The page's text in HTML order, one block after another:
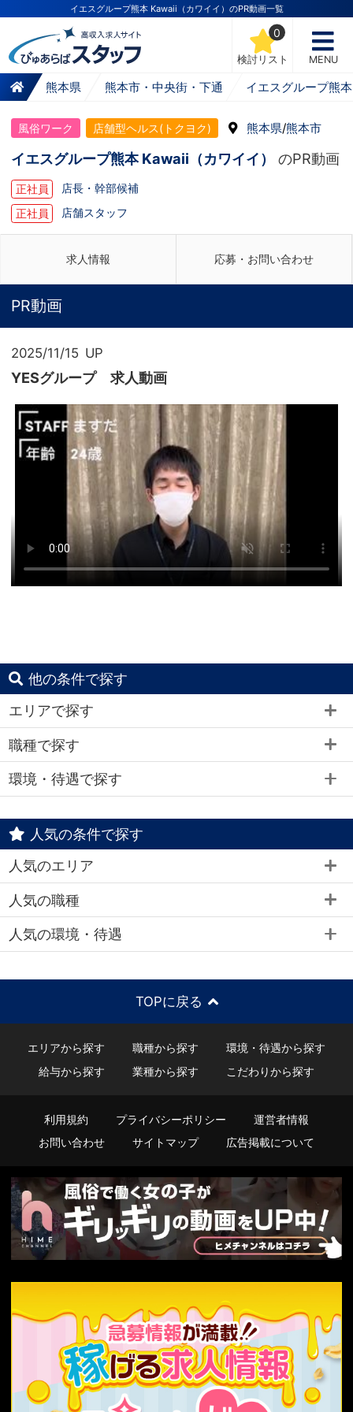
イエスグループ熊本 Kawaii（カワイイ）のPR動画一覧
検討リスト
0
MENU
熊本県 熊本市・中央街・下通 イエスグループ熊
風俗ワーク 店舗型ヘルス(トクヨク) 熊本県/熊本市
イエスグループ熊本 Kawaii（カワイイ） のPR動画
正社員
店長・幹部候補
正社員
店舗スタッフ
求人情報 応募・お問い合わせ
PR動画
2025/11/15 UP
YESグループ 求人動画
他の条件で探す
エリアで探す
職種で探す
環境・待遇で探す
人気の条件で探す
人気のエリア
人気の職種
人気の環境・待遇
TOPに戻る
エリアから探す 職種から探す
環境・待遇から探す
給与から探す
業種から探す こだわりから探す
利用規約 プライバシーポリシー
運営者情報
お問い合わせ
サイトマップ 広告掲載について